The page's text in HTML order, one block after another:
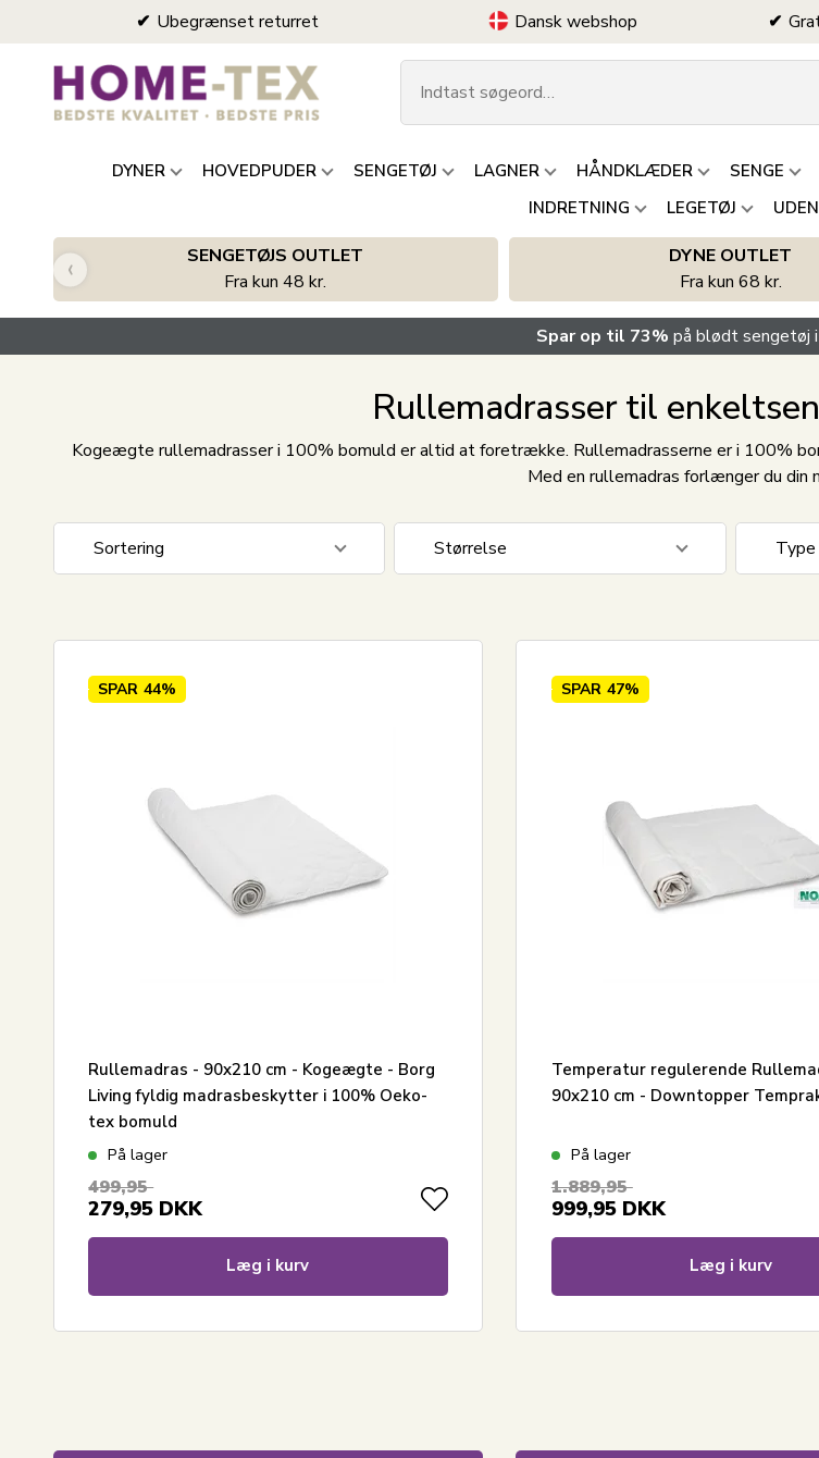
Ubegrænset returret Dansk webshop
DYNER HOVEDPUDER SENGETØJ LAGNER HÅNDKLÆDER SENGE
INDRETNING
LEGETØJ
SENGETØJS OUTLET
Fra kun 48 kr.
DYNE OUTLET
Fra kun 68 kr.
‹
Spar op til 73% på blødt sengetøj
Rullemadrasser til
Kogeægte rullemadrasser i 100% bomuld er altid at foretrække. Rullemadrasserne er i 100%
Med en rullemadras forlænger du din
Sortering
Nyeste
Størrelse
Type
SPAR 44%
Rullemadras - 90x210 cm - Kogeægte - Borg
Living fyldig madrasbeskytter i 100% Oeko-
tex bomuld
På lager
499,95
279,95 DKK
Læg i kurv
SPAR 47%
Temperatur regulerende
90x210 cm - Downtopper
På lager
1.889,95
999,95 DKK
Læg i kurv